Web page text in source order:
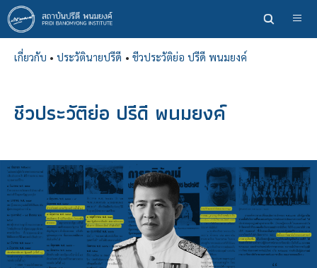
ข้าม
ไป
ยัง
เนื้อหา
เกี่ยวกับ • ประวัตินายปรีดี • ชีวประวัติย่อ ปรีดี พนมยงค์
ชีวประวัติย่อ ปรีดี พนมยงค์